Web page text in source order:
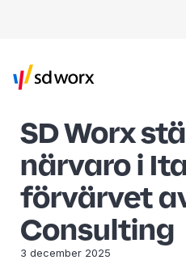
SD Worx
närvaro i
förvärvet
Consulting
3 december 2025